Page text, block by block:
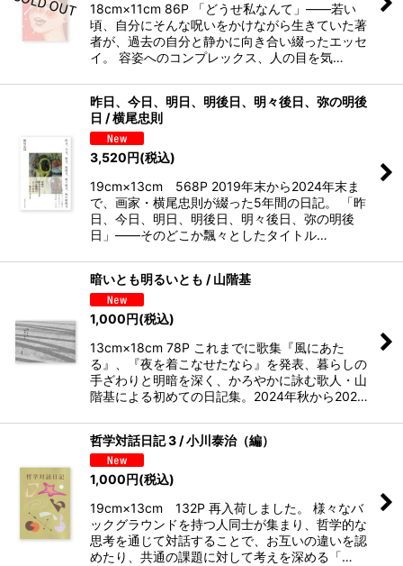
18cm×11cm 86P 「どうせ私なんて」――若い
頃、自分にそんな呪いをかけながら生きていた著
者が、過去の自分と静かに向き合い綴ったエッセ
イ。 容姿へのコンプレックス、人の目を気…
昨日、今日、明日、明後日、明々後日、弥の明後
日 / 横尾忠則
3,520円(税込)
19cm×13cm 568P 2019年末から2024年末ま
で、画家・横尾忠則が綴った5年間の日記。 「昨
日、今日、明日、明後日、明々後日、弥の明後
日」――そのどこか飄々としたタイトル…
暗いとも明るいとも / 山階基
1,000円(税込)
13cm×18cm 78P これまでに歌集『風にあた
る』、『夜を着こなせたなら』を発表、暮らしの
手ざわりと明暗を深く、かろやかに詠む歌人・山
階基による初めての日記集。2024年秋から202…
哲学対話日記 3 / 小川泰治（編）
1,000円(税込)
19cm×13cm 132P 再入荷しました。 様々なバ
ックグラウンドを持つ人同士が集まり、哲学的な
思考を通じて対話することで、お互いの違いを認
めたり、共通の課題に対して考えを深める「…